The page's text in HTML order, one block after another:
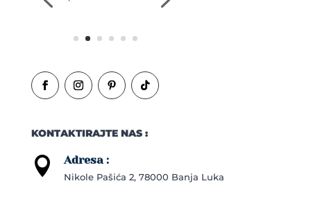
KONTAKTIRAJTE NAS :
 Adresa :
Nikole Pašića 2, 78000 Banja Luka